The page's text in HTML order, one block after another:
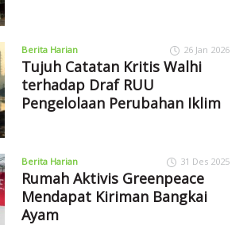
Berita Harian 26 Jan 2026
Tujuh Catatan Kritis Walhi
terhadap Draf RUU
Pengelolaan Perubahan Iklim
Berita Harian 31 Des 2025
Rumah Aktivis Greenpeace
Mendapat Kiriman Bangkai
Ayam